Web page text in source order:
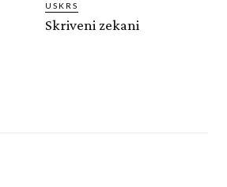
USKRS
Skriveni zekani